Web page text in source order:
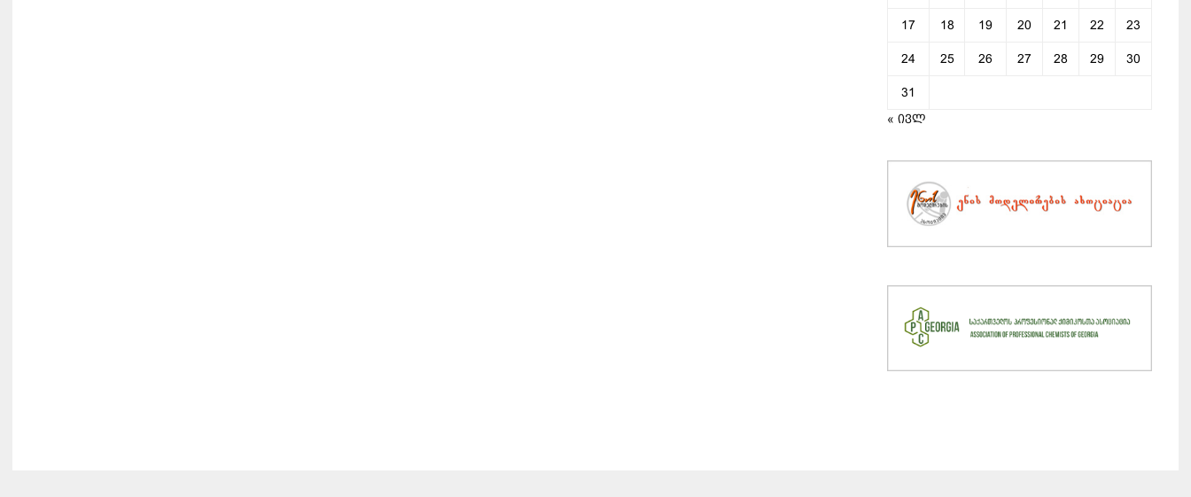
17 18 19 20 21 22 23
24 25 26 27 28 29 30
31
« ივლ